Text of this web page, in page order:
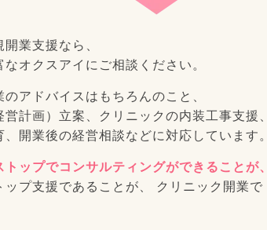
業支援なら、
オクスアイにご相談ください。
アドバイスはもちろんのこと、
計画）立案、クリニックの内装工事支援、
開業後の経営相談などに対応しています。
ップでコンサルティングができることが、
ップ支援であることが、 クリニック開業で